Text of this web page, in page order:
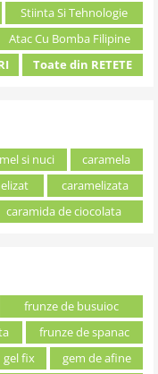
Stiinta Si Tehnologie
Atac Cu Bomba Filipine
Toate din RETETE
si nuci
caramela
caramelizata
caramida de ciocolata
frunze de busuioc
frunze de spanac
gel fix
gem de afine